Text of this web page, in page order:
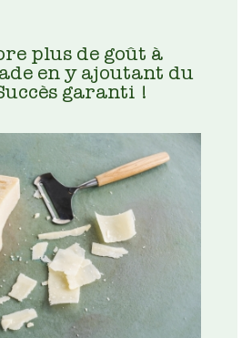
plus de goût à
en y ajoutant du
garanti !